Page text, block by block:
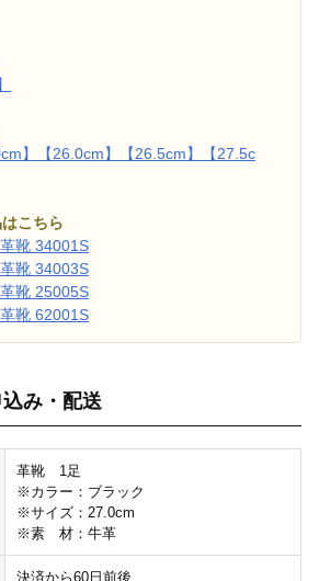
】 【26.0cm】 【26.5cm】
【27.5c
こちら
靴 34001S
靴 34003S
靴 25005S
靴 62001S
み・配送
革靴 1足
※カラー：ブラック
※サイズ：27.0cm
※素 材：牛革
決済から60日前後